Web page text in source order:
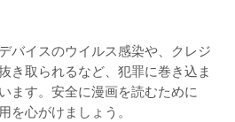
バイスのウイルス感染や、クレジ
き取られるなど、犯罪に巻き込ま
ます。安全に漫画を読むために
を心がけましょう。